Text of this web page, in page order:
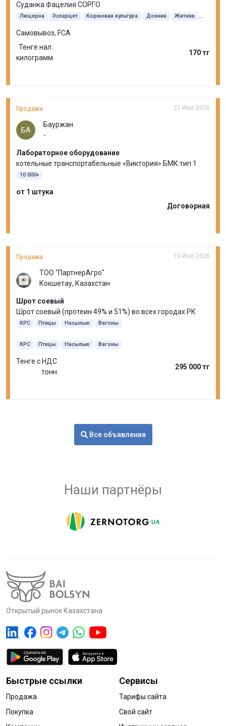
Суданка Фацелия СОРГО
Люцерна Эспарцет Кормовая культура Донник
Житняк
Самовывоз, FCA
Тенге нал.
килограмм
170 тг
Продажа 21 Июл 2026
БА
Бауржан
-
Лабораторное оборудование
котельные транспортабельные «Виктория» БМК тип 1
10 000+
от 1 штука
Договорная
Продажа 15 Июл 2026
ТОО "ПартнерАгро"
Кокшетау, Казахстан
Шрот соевый
Шрот соевый (протеин 49% и 51%) во всех городах РК
КРС Птицы Насыпью Вагоны
КРС Птицы Насыпью Вагоны
Тенге с НДС
тонн
295 000 тг
Все объявления
Наши партнёры
Открытый рынок Казахстана
Быстрые ссылки
Продажа
Покупка
Сервисы
Тарифы сайта
Свой сайт